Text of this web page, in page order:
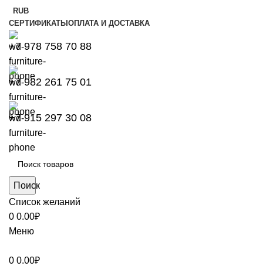
RUB
СЕРТИФИКАТЫОПЛАТА И ДОСТАВКА
+7 978 758 70 88
+7 982 261 75 01
+7 915 297 30 08
Поиск
Список желаний
0 0.00₽
Меню
0 0.00₽